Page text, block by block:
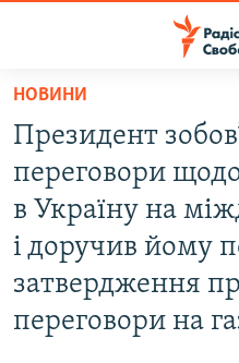
Перейти
основного
матеріалу
Перейти
до
основної
навігації
до
РАДІО СВОБОДА – 70
ВСЕ ЗА ДОБУ
СТАТТІ
СУСПІЛЬСТВО
РОСІЙСЬКА «ФІЛЬТРАЦІЯ»
ДОНБАС.РЕАЛІЇ
НОВИНИ
Президент
переговори
в Україну на
і доручив йому
затвердження
переговори на